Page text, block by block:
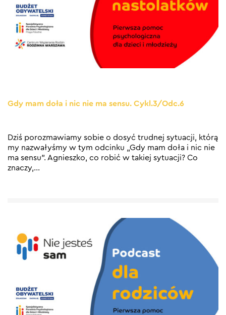
Gdy mam doła i nic nie ma sensu. Cykl.3/Odc.6
Dziś porozmawiamy sobie o dosyć trudnej sytuacji, którą
my nazwałyśmy w tym odcinku „Gdy mam doła i nic nie
ma sensu”. Agnieszko, co robić w takiej sytuacji? Co
znaczy,…